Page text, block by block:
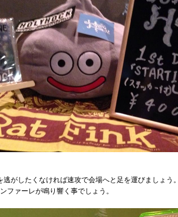
がしたくなければ速攻で会場へと足を運びましょう。
ファーレが鳴り響く事でしょう。